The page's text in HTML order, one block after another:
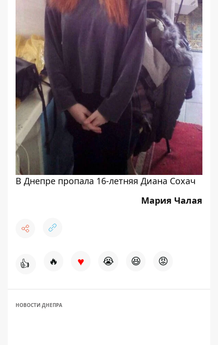
В Днепре пропала 16-летняя Диана Сохач
Мария Чалая
👍 🔥 ♥ 😭 😆 😡
НОВОСТИ ДНЕПРА